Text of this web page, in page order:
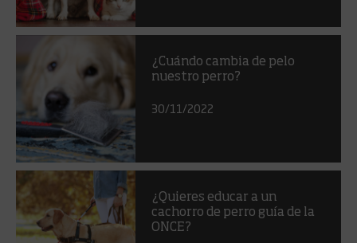
¿Cuándo cambia de pelo
nuestro perro?
30/11/2022
¿Quieres educar a un
cachorro de perro guía de la
ONCE?